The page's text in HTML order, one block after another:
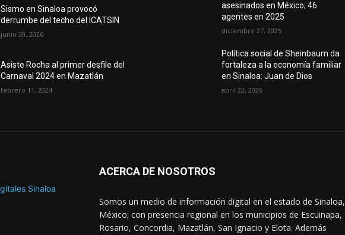
Sismo en Sinaloa provocó
derrumbe del techo del ICATSIN
junio 30, 2026
Asiste Rocha al primer desfile del
Carnaval 2024 en Mazatlán
febrero 11, 2024
asesinados en México; 46
agentes en 2025
diciembre 27, 2025
Política social de Sheinbaum da
fortaleza a la economía familiar
en Sinaloa: Juan de Dios
abril 22, 2026
ACERCA DE NOSOTROS
Somos un medio de información digital en el estado de Sinaloa,
México; con presencia regional en los municipios de Escuinapa,
Rosario, Concordia, Mazatlán, San Ignacio y Elota. Además